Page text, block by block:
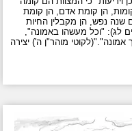
הן קומת אדם, הן קומת
שנה נפש, הן מקבלין החיות
לג): "וכל מעשהו באמונה",
מוהר"ן ה') יצירה